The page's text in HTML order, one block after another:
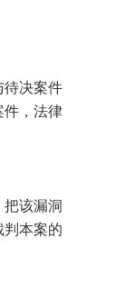
待决案件
件，法律
该漏洞
判本案的